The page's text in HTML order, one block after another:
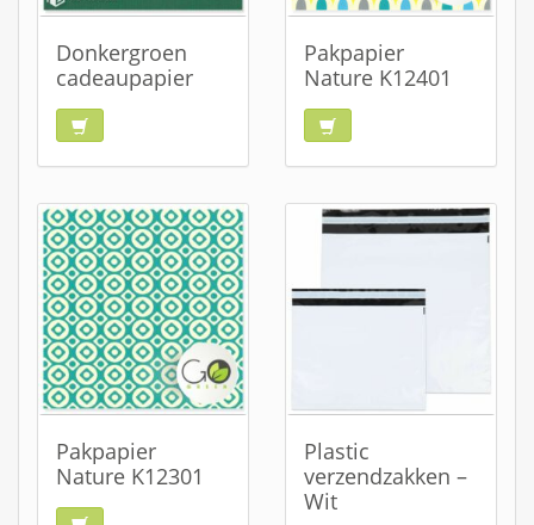
Donkergroen
cadeaupapier
Pakpapier
Nature K12401
Pakpapier
Nature K12301
Plastic
verzendzakken –
Wit